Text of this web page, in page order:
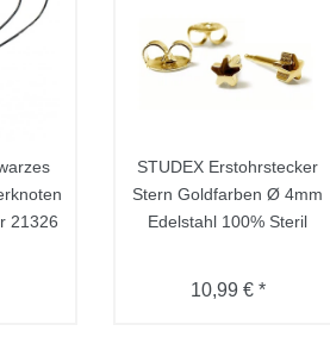
21326
STUDEX Erstohrstecker
Stern Goldfarben Ø 4mm
Edelstahl 100% Steril
10,99 € *